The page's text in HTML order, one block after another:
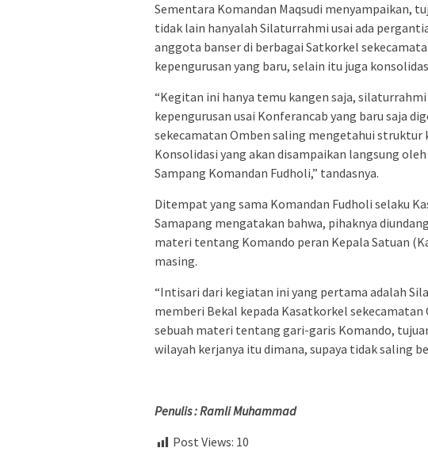
Sementara Komandan Maqsudi menyampaikan,
tidak lain hanyalah Silaturrahmi usai ada
anggota banser di berbagai Satkorkel
kepengurusan yang baru, selain itu juga
“Kegitan ini hanya temu kangen saja,
kepengurusan usai Konferancab yang baru saja
sekecamatan Omben saling mengetahui struktur
Konsolidasi yang akan disampaikan langsung
Sampang Komandan Fudholi,” tandasnya.
Ditempat yang sama Komandan Fudholi selaku
Samapang mengatakan bahwa, pihaknya
materi tentang Komando peran Kepala Satuan
masing.
“Intisari dari kegiatan ini yang pertama adalah
memberi Bekal kepada Kasatkorkel
sebuah materi tentang gari-garis Komando,
wilayah kerjanya itu dimana, supaya tidak saling
Penulis : Ramli Muhammad
Post Views: 10